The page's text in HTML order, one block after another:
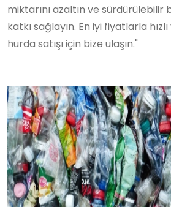
miktarını azaltın ve sürdürülebilir
katkı sağlayın. En iyi fiyatlarla
hurda satışı için bize ulaşın."